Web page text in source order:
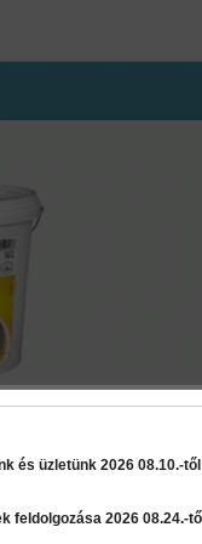
és üzletünk 2026 08.10.-
feldolgozása 2026 08.24.-